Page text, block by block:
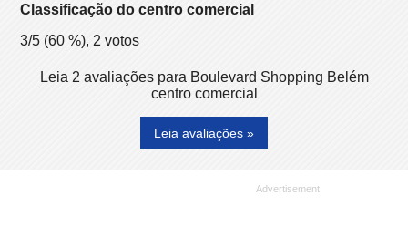
Classificação do centro comercial
3/5 (60 %), 2 votos
Leia 2 avaliações para Boulevard Shopping Belém
centro comercial
Leia avaliações »